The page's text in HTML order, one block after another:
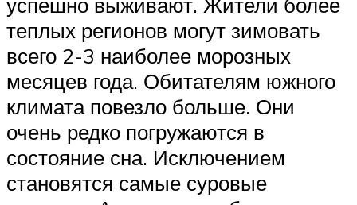
теплых регионов могут зимовать
всего 2-3 наиболее морозных
месяцев года. Обитателям южного
климата повезло больше. Они
очень редко погружаются в
состояние сна. Исключением
становятся самые суровые